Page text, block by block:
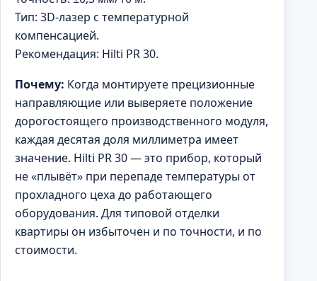
Тип: 3D-лазер с температурной
компенсацией.
Рекомендация: Hilti PR 30.
Почему: Когда монтируете прецизионные
направляющие или выверяете положение
дорогостоящего производственного модуля,
каждая десятая доля миллиметра имеет
значение. Hilti PR 30 — это прибор, который
не «плывёт» при перепаде температуры от
прохладного цеха до работающего
оборудования. Для типовой отделки
квартиры он избыточен и по точности, и по
стоимости.